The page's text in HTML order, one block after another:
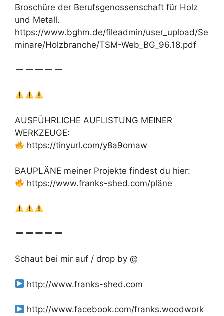
Broschüre der Berufsgenossenschaft für Holz
und Metall.
https://www.bghm.de/fileadmin/user_upload/Se
minare/Holzbranche/TSM-Web_BG_96.18.pdf
AUSFÜHRLICHE AUFLISTUNG MEINER
WERKZEUGE:
https://tinyurl.com/y8a9omaw
BAUPLÄNE meiner Projekte findest du hier:
https://www.franks-shed.com/pläne
Schaut bei mir auf / drop by @
http://www.franks-shed.com
http://www.facebook.com/franks.woodwork